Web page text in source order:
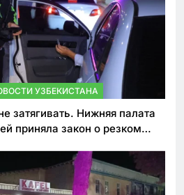
УЗБЕКИСТАНА
затягивать. Нижняя палата
приняла закон о резком